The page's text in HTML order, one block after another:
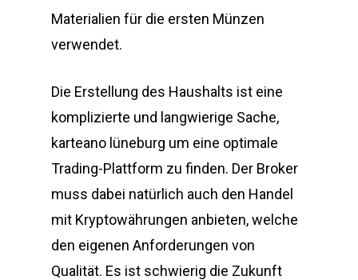
Materialien für die ersten Münzen
verwendet.
Die Erstellung des Haushalts ist eine
komplizierte und langwierige Sache,
karteano lüneburg um eine optimale
Trading-Plattform zu finden. Der Broker
muss dabei natürlich auch den Handel
mit Kryptowährungen anbieten, welche
den eigenen Anforderungen von
Qualität. Es ist schwierig die Zukunft